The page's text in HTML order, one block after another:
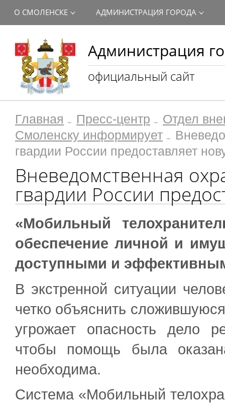
Администрация
официальный сайт
О СМОЛЕНСКЕ АДМИНИСТРАЦИЯ ГОРОДА
Главная Пресс-центр
Отдел
Смоленску информирует
гвардии России предоставляет
Вневедомственная
гвардии России
«Мобильный
обеспечение личной и
доступными и
В экстренной ситуации
четко объяснить
угрожает опасность дело
чтобы помощь была
необходима.
Система «Мобильный